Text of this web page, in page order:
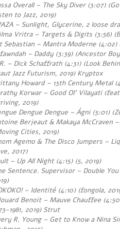
Overall – The Sky Diver (3:07)
to Jazz, 2019)
– Sunlight, Glycerine, 2 loose
Vritra – Targets & Digits (3:56)
Sebastian – Mantra Moderne (4:02)
– Daddy (3:39) (Ancestor
– Dick Schaffrath (4:31) (Look
Jazz Futurism, 2019) Kryptox
Howard – 13th Century Metal
Korwar – Good Ol’ Vilayati
2019)
Dengue Dengue – Ágni (5:01)
Berjeaut & Makaya McCraven
Cities, 2019)
Agemo & The Disco Jumpers –
2017)
– Up All Night (4:15) (5, 2019)
Sentence. Supervisor – Double
– Identité (4:10) (fongola,
Benoit – Mauve Chauffee
1981, 2019) Strut
R. Young – Get to Know a Nina